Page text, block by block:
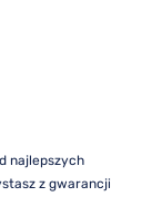
najlepszych
z gwarancji